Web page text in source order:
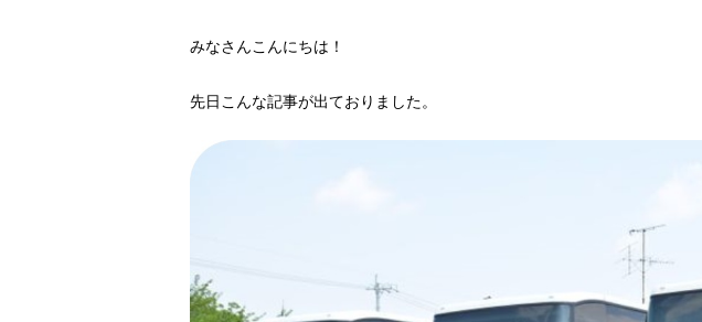
みなさんこんにちは！
先日こんな記事が出ておりました。